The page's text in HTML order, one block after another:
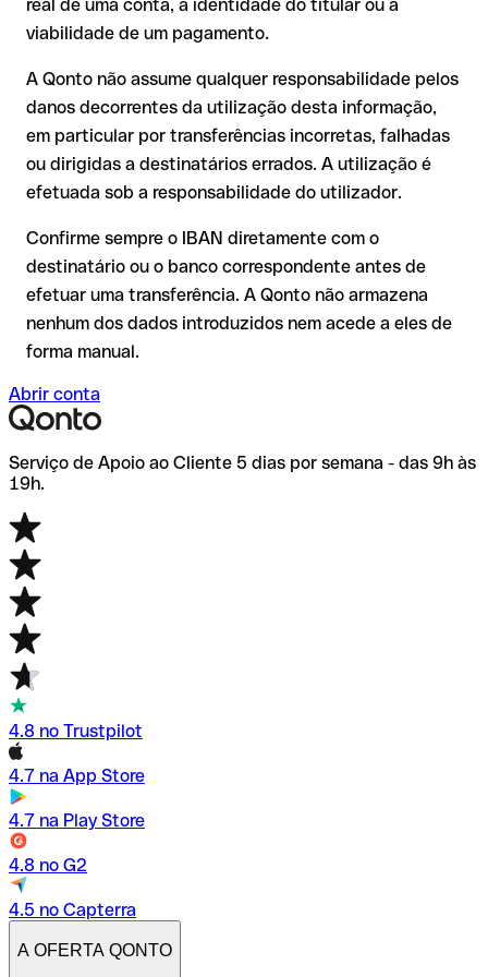
por escrito, especialmente em novas relações comerciais ou
com montantes elevados. A existência de uma conta só pode
ser verificada pelo próprio Bankinter, S.A. ou através de uma
transferência de teste.
A devolução não está garantida, especialmente se o
destinatário já tiver utilizado o dinheiro
recuperação é consideravelmente mais complexa e implica
comissões adicionais.
Recomendação
: verifique cada IBAN antes de efetuar uma
transferência com o nosso IBAN Checker gratuito e, em caso
de dúvida, confirme-o diretamente com o destinatário. Esta
precaução é especialmente importante com montantes
elevados ou em novas relações comerciais.
real de uma conta, a identidade do titular ou a
viabilidade de um pagamento.
A Qonto não assume qualquer responsabilidade pelos
danos decorrentes da utilização desta informação,
em particular por transferências incorretas, falhadas
ou dirigidas a destinatários errados. A utilização é
efetuada sob a responsabilidade do utilizador.
Confirme sempre o IBAN diretamente com o
destinatário ou o banco correspondente antes de
efetuar uma transferência. A Qonto não armazena
nenhum dos dados introduzidos nem acede a eles de
forma manual.
Abrir conta
Serviço de Apoio ao Cliente 5 dias por semana - das 9h às
19h.
4.8 no Trustpilot
4.7 na App Store
4.7 na Play Store
4.8 no G2
4.5 no Capterra
A OFERTA QONTO